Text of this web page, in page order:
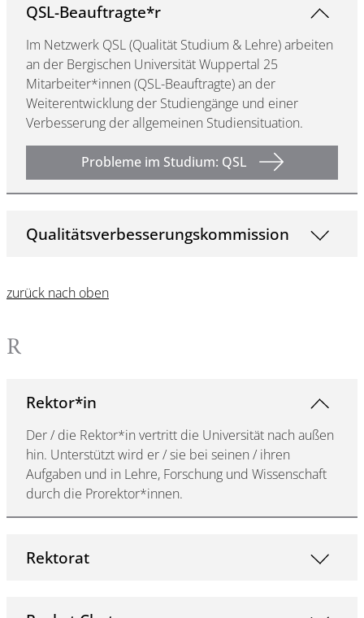
QSL-Beauftragte*r
Im Netzwerk QSL (Qualität Studium & Lehre) arbeiten
an der Bergischen Universität Wuppertal 25
Mitarbeiter*innen (QSL-Beauftragte) an der
Weiterentwicklung der Studiengänge und einer
Verbesserung der allgemeinen Studiensituation.
Probleme im Studium: QSL
Qualitätsverbesserungskommission
zurück nach oben
R
Rektor*in
Der / die Rektor*in vertritt die Universität nach außen
hin. Unterstützt wird er / sie bei seinen / ihren
Aufgaben und in Lehre, Forschung und Wissenschaft
durch die Prorektor*innen.
Rektorat